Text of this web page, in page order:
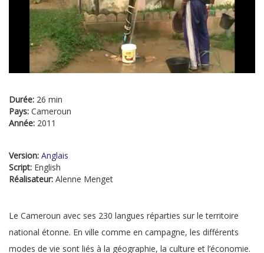
Durée: 26 min
Pays: Cameroun
Année: 2011
Version: Anglais
Script: English
Réalisateur: Alenne Menget
Le Cameroun avec ses 230 langues réparties sur le territoire
national étonne. En ville comme en campagne, les différents
modes de vie sont liés à la géographie, la culture et l’économie.